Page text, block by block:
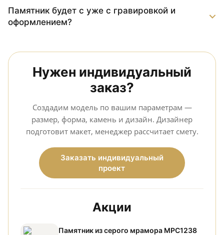
Памятник будет с уже с гравировкой и
оформлением?
Нужен индивидуальный
заказ?
Создадим модель по вашим параметрам —
размер, форма, камень и дизайн. Дизайнер
подготовит макет, менеджер рассчитает смету.
Заказать индивидуальный
проект
Акции
Памятник из серого мрамора МРС1238